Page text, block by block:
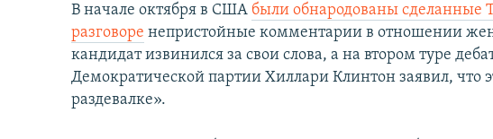
В начале октября в США были обнародованы сделанные
разговоре непристойные комментарии в отношении
кандидат извинился за свои слова, а на втором туре
Демократической партии Хиллари Клинтон заявил, что
раздевалке».